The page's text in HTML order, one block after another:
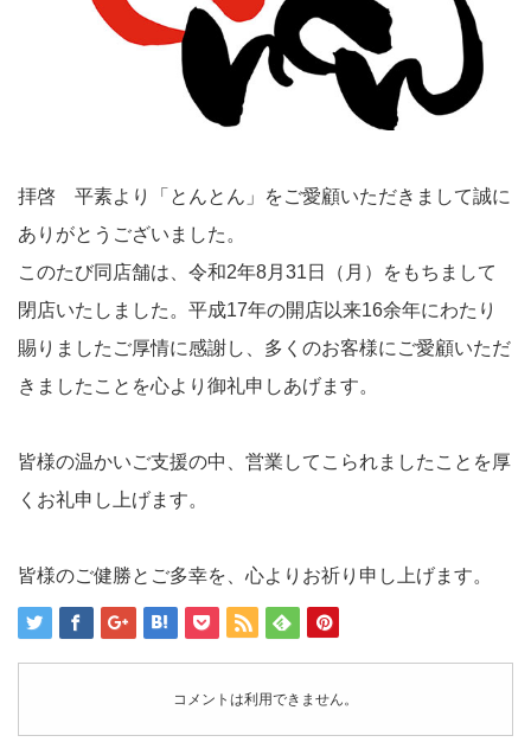
拝啓 平素より「とんとん」をご愛顧いただきまして誠に
ありがとうございました。
このたび同店舗は、令和2年8月31日（月）をもちまして
閉店いたしました。平成17年の開店以来16余年にわたり
賜りましたご厚情に感謝し、多くのお客様にご愛顧いただ
きましたことを心より御礼申しあげます。
皆様の温かいご支援の中、営業してこられましたことを厚
くお礼申し上げます。
皆様のご健勝とご多幸を、心よりお祈り申し上げます。
コメントは利用できません。